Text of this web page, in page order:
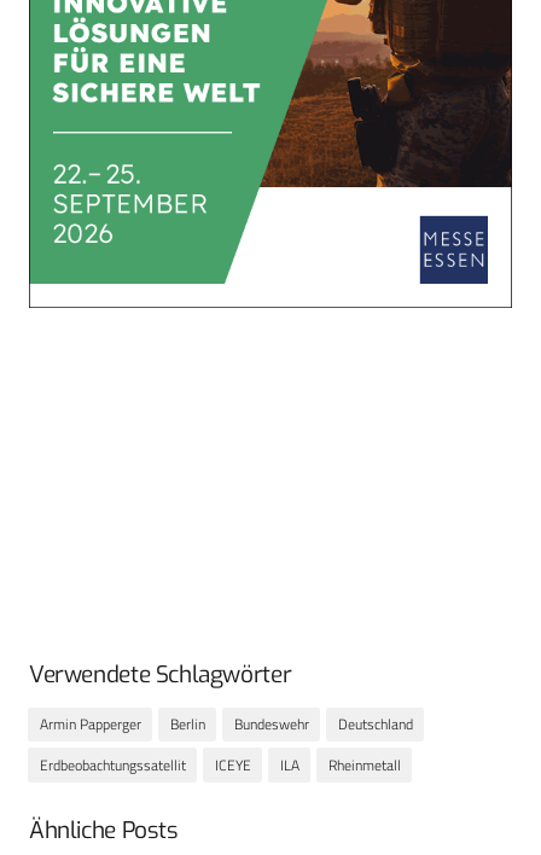
Verwendete Schlagwörter
Armin Papperger Berlin Bundeswehr
Deutschland
Erdbeobachtungssatellit
ICEYE ILA Rheinmetall
Ähnliche Posts